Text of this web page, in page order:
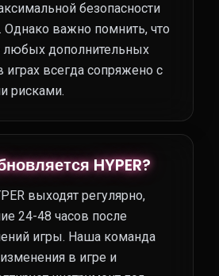
безопасности
Однако важно помнить, что
любых дополнительных
играх всегда сопряжено с
рисками.
HYPER?
выходят регулярно,
24-48 часов после
игры. Наша команда
в игре и